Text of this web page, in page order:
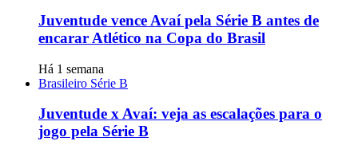
Juventude vence Avaí pela Série B antes de
encarar Atlético na Copa do Brasil
Há 1 semana
Brasileiro Série B
Juventude x Avaí: veja as escalações para o
jogo pela Série B